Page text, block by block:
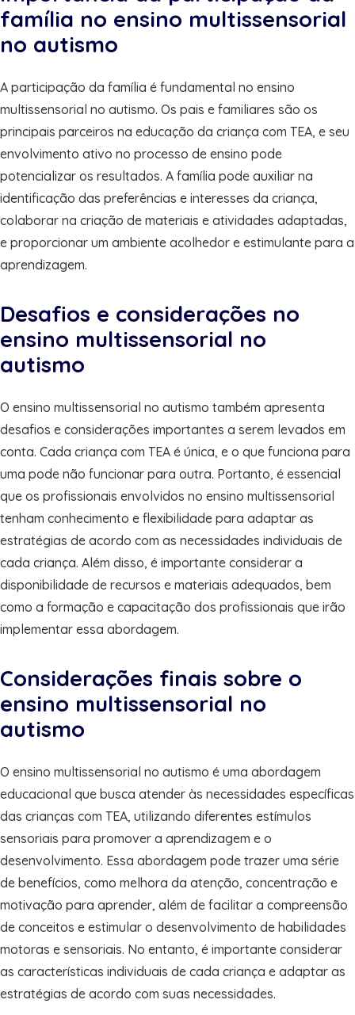
família no ensino multissensorial
no autismo
A participação da família é fundamental no ensino
multissensorial no autismo. Os pais e familiares são os
principais parceiros na educação da criança com TEA, e seu
envolvimento ativo no processo de ensino pode
potencializar os resultados. A família pode auxiliar na
identificação das preferências e interesses da criança,
colaborar na criação de materiais e atividades adaptadas,
e proporcionar um ambiente acolhedor e estimulante para a
aprendizagem.
Desafios e considerações no
ensino multissensorial no
autismo
O ensino multissensorial no autismo também apresenta
desafios e considerações importantes a serem levados em
conta. Cada criança com TEA é única, e o que funciona para
uma pode não funcionar para outra. Portanto, é essencial
que os profissionais envolvidos no ensino multissensorial
tenham conhecimento e flexibilidade para adaptar as
estratégias de acordo com as necessidades individuais de
cada criança. Além disso, é importante considerar a
disponibilidade de recursos e materiais adequados, bem
como a formação e capacitação dos profissionais que irão
implementar essa abordagem.
Considerações finais sobre o
ensino multissensorial no
autismo
O ensino multissensorial no autismo é uma abordagem
educacional que busca atender às necessidades específicas
das crianças com TEA, utilizando diferentes estímulos
sensoriais para promover a aprendizagem e o
desenvolvimento. Essa abordagem pode trazer uma série
de benefícios, como melhora da atenção, concentração e
motivação para aprender, além de facilitar a compreensão
de conceitos e estimular o desenvolvimento de habilidades
motoras e sensoriais. No entanto, é importante considerar
as características individuais de cada criança e adaptar as
estratégias de acordo com suas necessidades.